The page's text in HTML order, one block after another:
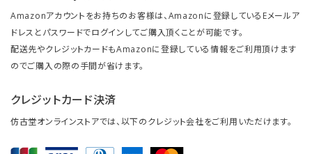
Amazonアカウントをお持ちのお客様は、Amazonに登録しているEメールア
ドレスとパスワードでログインしてご購入頂くことが可能です。
配送先やクレジットカードもAmazonに登録している情報をご利用頂けます
のでご購入の際の手間が省けます。
クレジットカード決済
仿古堂オンラインストアでは、以下のクレジット会社をご利用いただけます。